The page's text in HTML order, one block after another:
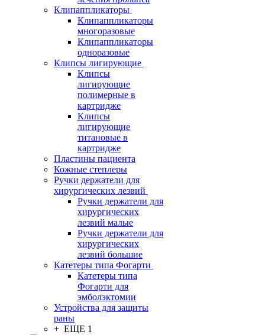
Клипаппликаторы
Клипаппликаторы
многоразовые
Клипаппликаторы
одноразовые
Клипсы лигирующие
Клипсы
лигирующие
полимерные в
картридже
Клипсы
лигирующие
титановые в
картридже
Пластины пациента
Кожные степлеры
Ручки держатели для
хирургических лезвий
Ручки держатели для
хирургических
лезвий малые
Ручки держатели для
хирургических
лезвий большие
Катетеры типа Фогарти
Катетеры типа
Фогарти для
эмболэктомии
Устройства для защиты
раны
+ ЕЩЕ 1